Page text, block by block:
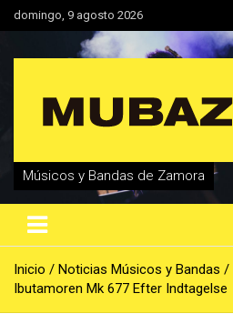
Saltar
al
domingo, 9 agosto 2026
Músicos y Bandas de Zamora
Inicio
Noticias Músicos y Bandas
Ibutamoren Mk 677 Efter Indtagelse